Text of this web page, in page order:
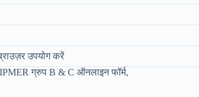
उपयोग करें
ग्रुप B & C ऑनलाइन फॉर्म,